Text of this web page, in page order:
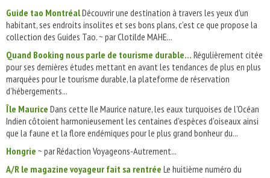
Guide tao MontréalDécouvrir une destination à travers les yeux d'un
habitant, ses endroits insolites et ses bons plans, c'est ce que propose la
collection des Guides Tao. ~ par Clotilde MAHE...
Quand Booking nous parle de tourisme durable… Régulièrement citée
pour ses dernières études mettant en avant les tendances de plus en plus
marquées pour le tourisme durable, la plateforme de réservation
d’hébergements...
Île Maurice Dans cette Ile Maurice nature, les eaux turquoises de l'Océan
Indien côtoient harmonieusement les centaines d'espèces d'oiseaux ainsi
que la faune et la flore endémiques pour le plus grand bonheur du...
Hongrie ~ par Rédaction Voyageons-Autrement...
A/R le magazine voyageur fait sa rentrée Le huitième numéro du